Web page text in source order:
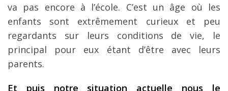
va pas encore à l’école. C’est un âge où les
enfants sont extrêmement curieux et peu
regardants sur leurs conditions de vie, le
principal pour eux étant d’être avec leurs
parents.
Et puis notre situation actuelle nous le